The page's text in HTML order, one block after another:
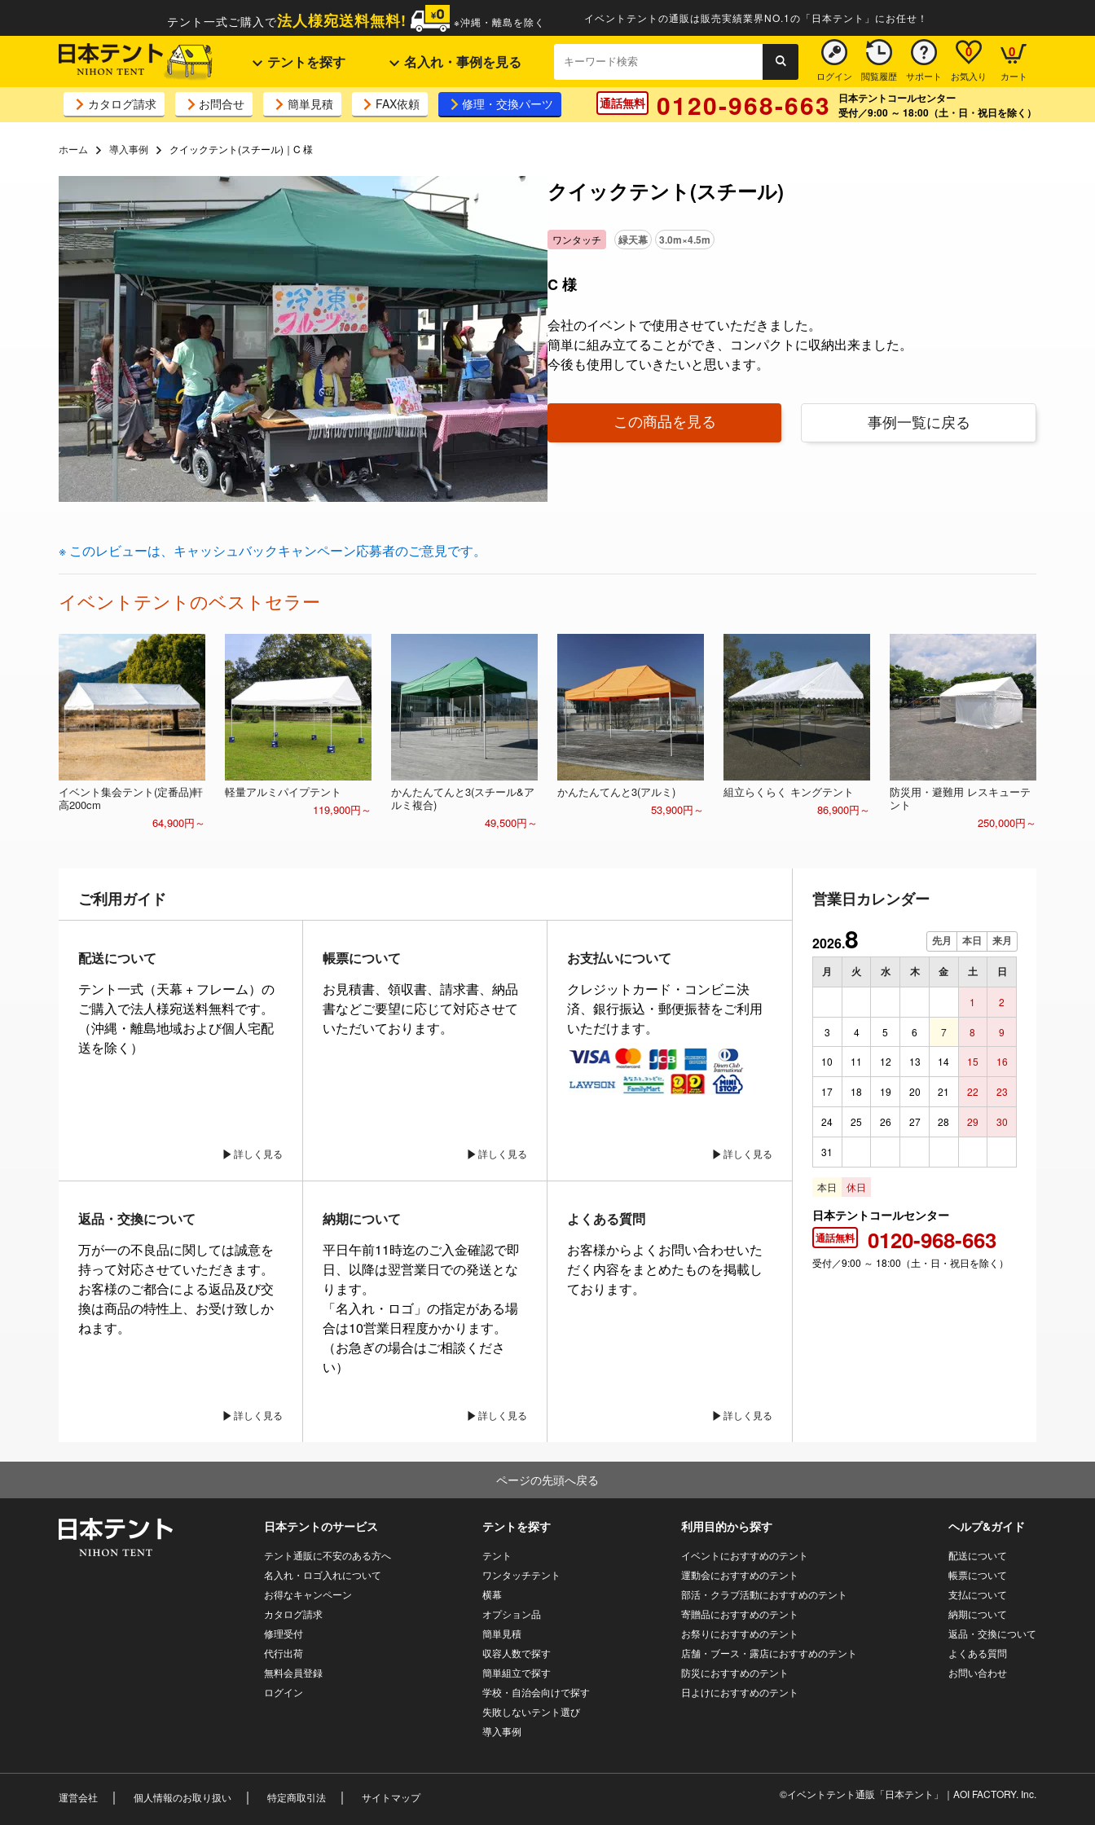
イベントテントの通販は販売実績業界NO.1の「日本テント」にお任せ！
テント一式ご購入で法人様宛送料無料! ※沖縄・離島を除く
テントを探す 名入れ・事例を見る
ログイン 閲覧履歴 サポート お気入り
0
カート
0
カタログ請求 お問合せ 簡単見積 FAX依頼 修理・交換パーツ 通話無料 0120-968-663
日本テントコールセンター
受付／9:00 ～ 18:00（土・日・祝日を除く）
ホーム 導入事例 クイックテント(スチール)｜C 様
クイックテント(スチール)
ワンタッチ 緑天幕 3.0m×4.5m
C 様
会社のイベントで使用させていただきました。
簡単に組み立てることができ、コンパクトに収納出来ました。
今後も使用していきたいと思います。
この商品を見る 事例一覧に戻る
※ このレビューは、キャッシュバックキャンペーン応募者のご意見です。
イベントテントのベストセラー
イベント集会テント(定番品)軒
高200cm
64,900円～
軽量アルミパイプテント
119,900円～
かんたんてんと3(スチール&ア
ルミ複合)
49,500円～
かんたんてんと3(アルミ)
53,900円～
組立らくらく キングテント
86,900円～
防災用・避難用 レスキューテ
ント
250,000円～
ご利用ガイド 営業日カレンダー
2026.8 先月 本日 来月
月 火 水 木 金 土 日
1 2
3 4 5 6 7 8 9
10 11 12 13 14 15 16
17 18 19 20 21 22 23
24 25 26 27 28 29 30
31
本日 休日
日本テントコールセンター
通話無料 0120-968-663
受付／9:00 ～ 18:00（土・日・祝日を除く）
配送について
テント一式（天幕 + フレーム）の
ご購入で法人様宛送料無料です。
（沖縄・離島地域および個人宅配
送を除く）
詳しく見る
帳票について
お見積書、領収書、請求書、納品
書などご要望に応じて対応させて
いただいております。
詳しく見る
お支払いについて
クレジットカード・コンビニ決
済、銀行振込・郵便振替をご利用
いただけます。
詳しく見る
返品・交換について
万が一の不良品に関しては誠意を
持って対応させていただきます。
お客様のご都合による返品及び交
換は商品の特性上、お受け致しか
ねます。
詳しく見る
納期について
平日午前11時迄のご入金確認で即
日、以降は翌営業日での発送とな
ります。
「名入れ・ロゴ」の指定がある場
合は10営業日程度かかります。
（お急ぎの場合はご相談くださ
い）
詳しく見る
よくある質問
お客様からよくお問い合わせいた
だく内容をまとめたものを掲載し
ております。
詳しく見る
ページの先頭へ戻る
日本テントのサービス
テント通販に不安のある方へ
名入れ・ロゴ入れについて
お得なキャンペーン
カタログ請求
修理受付
代行出荷
無料会員登録
ログイン
テントを探す
テント
ワンタッチテント
横幕
オプション品
簡単見積
収容人数で探す
簡単組立で探す
学校・自治会向けで探す
失敗しないテント選び
導入事例
利用目的から探す
イベントにおすすめのテント
運動会におすすめのテント
部活・クラブ活動におすすめのテント
寄贈品におすすめのテント
お祭りにおすすめのテント
店舗・ブース・露店におすすめのテント
防災におすすめのテント
日よけにおすすめのテント
ヘルプ&ガイド
配送について
帳票について
支払について
納期について
返品・交換について
よくある質問
お問い合わせ
運営会社 ｜ 個人情報のお取り扱い ｜ 特定商取引法 ｜ サイトマップ ©イベントテント通販「日本テント」 ｜AOI FACTORY. Inc.